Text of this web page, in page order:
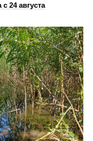
24 августа